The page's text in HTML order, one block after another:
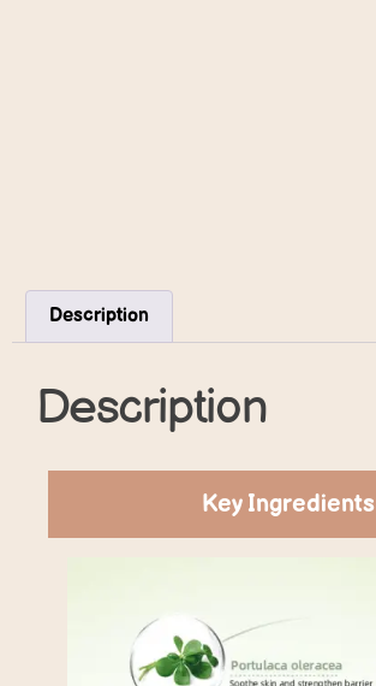
Description
Description
Key Ingredients